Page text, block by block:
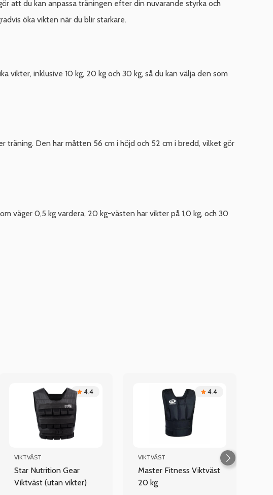
att du kan anpassa träningen efter din nuvarande styrka och
öka vikten när du blir starkare.
inklusive 10 kg, 20 kg och 30 kg, så du kan välja den som
Den har måtten 56 cm i höjd och 52 cm i bredd, vilket gör
väger 0,5 kg vardera, 20 kg-västen har vikter på 1,0 kg, och 30
4.4
VIKTVÄST
Star Nutrition Gear
Viktväst (utan vikter)
4.4
VIKTVÄST
Master Fitness Viktväst
20 kg